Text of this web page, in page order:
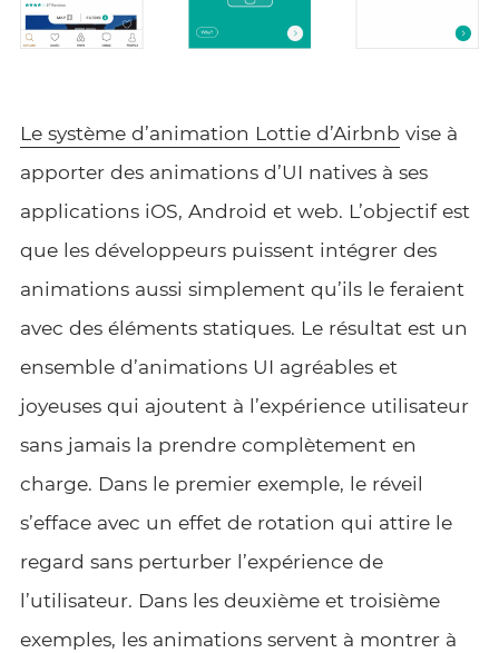
Le système d’animation Lottie d’Airbnb vise à
apporter des animations d’UI natives à ses
applications iOS, Android et web. L’objectif est
que les développeurs puissent intégrer des
animations aussi simplement qu’ils le feraient
avec des éléments statiques. Le résultat est un
ensemble d’animations UI agréables et
joyeuses qui ajoutent à l’expérience utilisateur
sans jamais la prendre complètement en
charge. Dans le premier exemple, le réveil
s’efface avec un effet de rotation qui attire le
regard sans perturber l’expérience de
l’utilisateur. Dans les deuxième et troisième
exemples, les animations servent à montrer à